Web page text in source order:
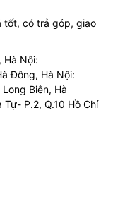
tốt, có trả góp, giao
Hà Nội:
Đông, Hà Nội:
Biên, Hà
P.2, Q.10 Hồ Chí